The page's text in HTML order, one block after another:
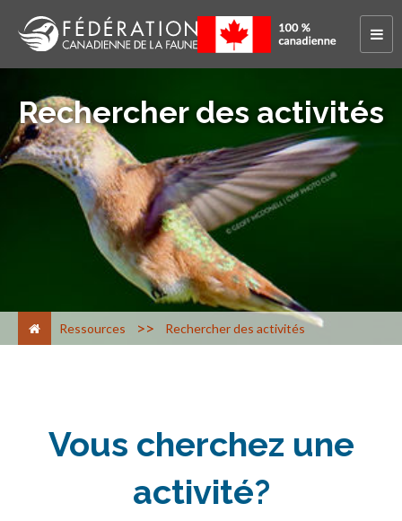
Rechercher des activités
Ressources > Rechercher des activités
Vous cherchez une
activité?